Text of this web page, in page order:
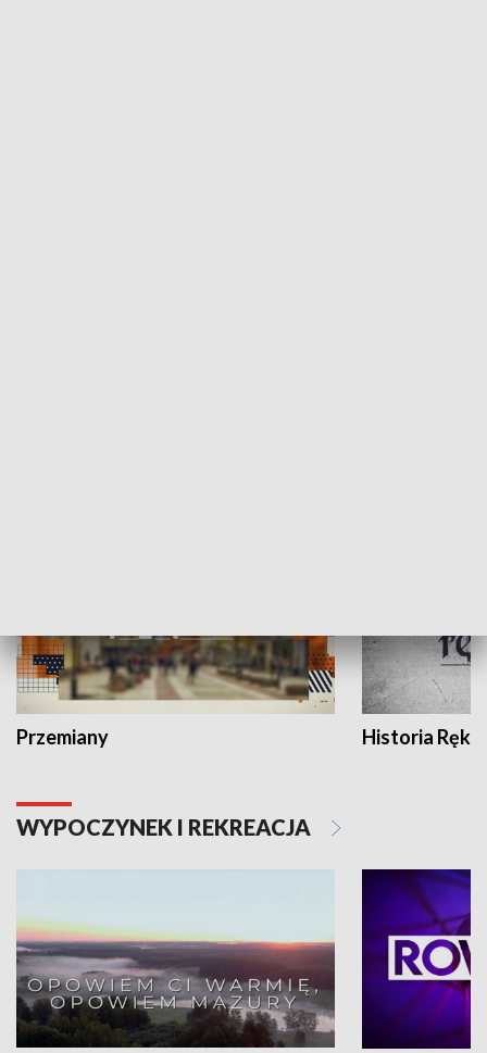
Przemiany Historia Ręką
WYPOCZYNEK I REKREACJA